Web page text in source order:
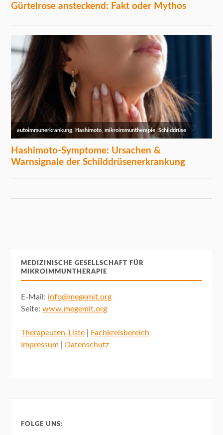
MEDIZINISCHE GESELLSCHAFT FÜR
MIKROIMMUNTHERAPIE
E-Mail: info@megemit.org
Seite:www.megemit.org
Therapeuten-Liste
Fachkreisbereich
Impressum
Datenschutz
FOLGE UNS: